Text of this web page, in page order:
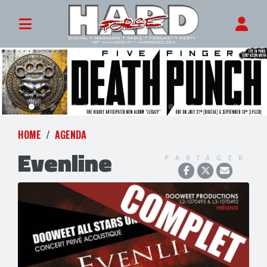
HOME AGENDA
Evenline PARTAGER